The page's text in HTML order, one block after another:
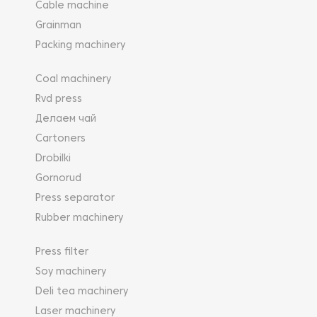
Cable machine
Grainman
Packing machinery
Coal machinery
Rvd press
Делаем чай
Cartoners
Drobilki
Gornorud
Press separator
Rubber machinery
Press filter
Soy machinery
Deli tea machinery
Laser machinery